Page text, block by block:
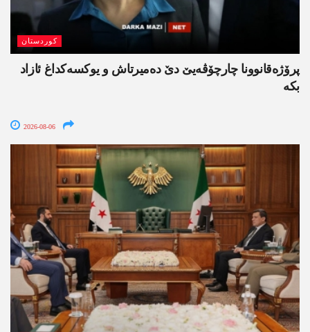
کوردستان
پرۆژەقانوونا چارچۆڤەیێ دێ دەمیرتاش و یوکسەکداغ ئازاد
بکە
2026-08-06